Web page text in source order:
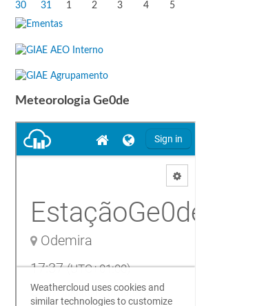
30
31 1 2 3 4 5
Meteorologia Ge0de